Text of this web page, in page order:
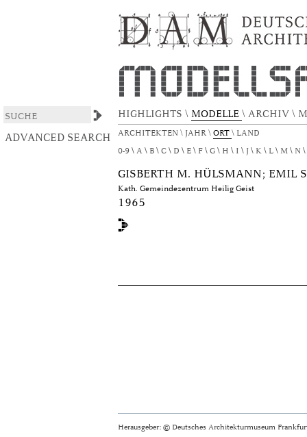
HIGHLIGHTS \ MODELLE \ ARCHIV \
ARCHITEKTEN \ JAHR \ ORT \ LAND
ADVANCED SEARCH
0-9 A B C D E F G H I J K L M N
GISBERTH M. HÜLSMANN; EMIL
Kath. Gemeindezentrum Heilig Geist
1965
Herausgeber: © Deutsches Architekturmuseum